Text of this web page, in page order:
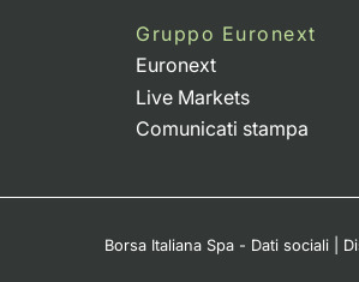
Gruppo Euronext
Euronext
Live Markets
Comunicati stampa
Borsa Italiana Spa - Dati sociali